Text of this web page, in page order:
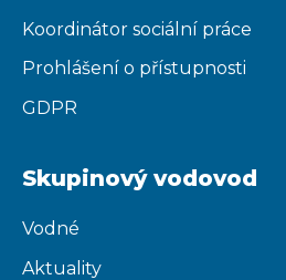
Koordinátor sociální práce
Prohlášení o přístupnosti
GDPR
Skupinový vodovod
Vodné
Aktuality